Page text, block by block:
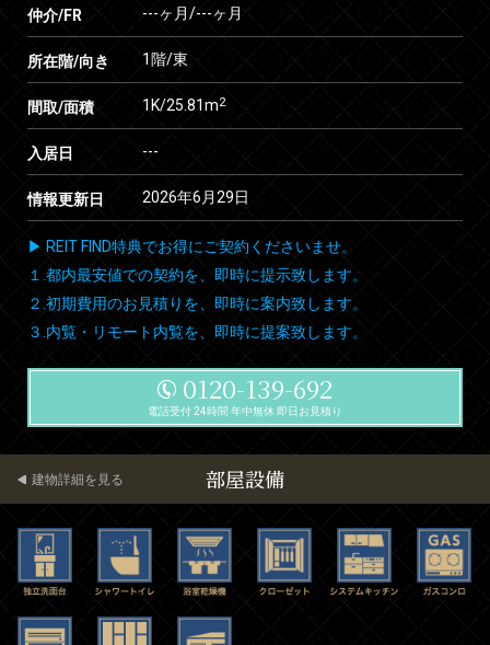
仲介/FR ---ヶ月/---ヶ月
所在階/向き 1階/東
間取/面積 1K/25.81m2
入居日 ---
情報更新日 2026年6月29日
▶ REIT FIND特典でお得にご契約くださいませ。
１.都内最安値での契約を、即時に提示致します。
２.初期費用のお見積りを、即時に案内致します。
３.内覧・リモート内覧を、即時に提案致します。
0120-139-692
電話受付 24時間 年中無休 即日お見積り
部屋設備
建物詳細を見る